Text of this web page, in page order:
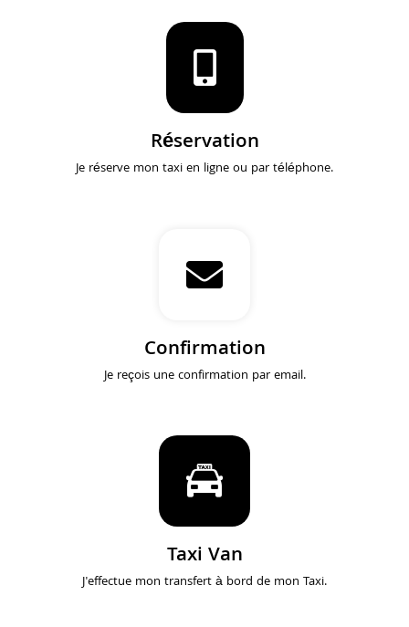
Réservation
Je réserve mon taxi en ligne ou par téléphone.
Confirmation
Je reçois une confirmation par email.
Taxi Van
J'effectue mon transfert à bord de mon Taxi.